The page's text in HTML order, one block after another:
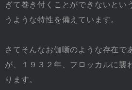
ぎて巻き付くことができないとい
うような特性を備えています。
さてそんなお伽噺のような存在で
が、１９３２年、フロッカルに襲
ります。